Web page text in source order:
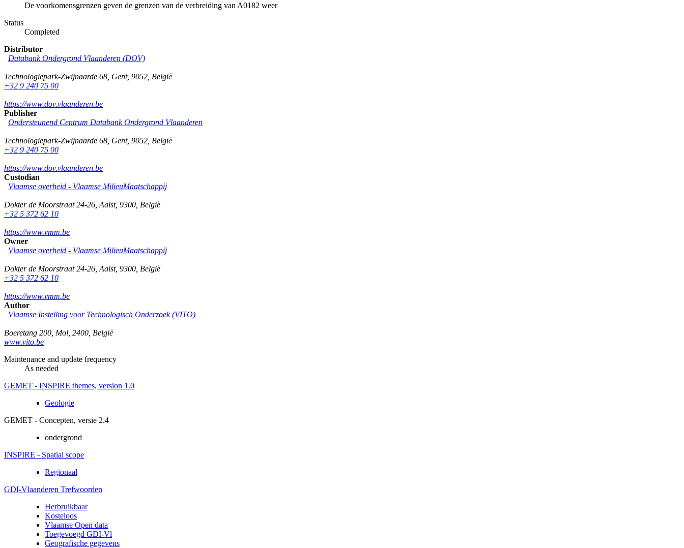
De voorkomensgrenzen geven de grenzen van de verbreiding van A0182 weer
Status
Completed
Distributor
Databank Ondergrond Vlaanderen (DOV)
Technologiepark-Zwijnaarde 68 Gent, 9052 België
+32 9 240 75 00
https://www.dov.vlaanderen.be
Publisher
Ondersteunend Centrum Databank Ondergrond Vlaanderen
Technologiepark-Zwijnaarde 68 Gent, 9052 België
+32 9 240 75 00
https://www.dov.vlaanderen.be
Custodian
Vlaamse overheid - Vlaamse MilieuMaatschappij
Dokter de Moorstraat 24-26 Aalst, 9300 België
+32 5 372 62 10
https://www.vmm.be
Owner
Vlaamse overheid - Vlaamse MilieuMaatschappij
Dokter de Moorstraat 24-26 Aalst, 9300 België
+32 5 372 62 10
https://www.vmm.be
Author
Vlaamse Instelling voor Technologisch Onderzoek (VITO)
Boeretang 200 Mol 2400 België
www.vito.be
Maintenance and update frequency
As needed
GEMET - INSPIRE themes, version 1.0
Geologie
GEMET - Concepten, versie 2.4
ondergrond
INSPIRE - Spatial scope
Regionaal
GDI-Vlaanderen Trefwoorden
Herbruikbaar
Kosteloos
Vlaamse Open data
Toegevoegd GDI-Vl
Geografische gegevens